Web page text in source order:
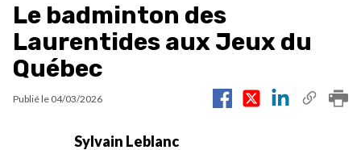
Le badminton des
Laurentides aux Jeux du
Québec
Publié le 04/03/2026
Sylvain Leblanc